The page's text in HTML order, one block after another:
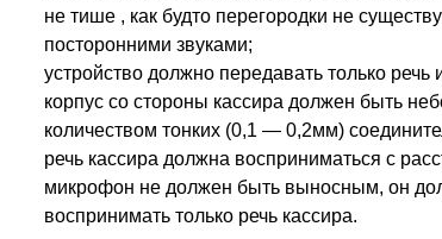
не тише , как будто перегородки не
посторонними звуками;
устройство должно передавать только
корпус со стороны кассира должен быть
количеством тонких (0,1 — 0,2мм)
речь кассира должна восприниматься с
микрофон не должен быть выносным, он
воспринимать только речь кассира.